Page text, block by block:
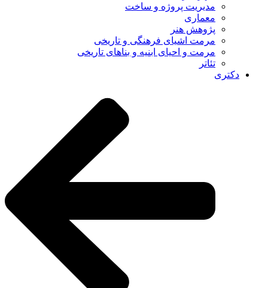
مدیریت پروژه و ساخت
معماری
پژوهش هنر
مرمت اشیای فرهنگی و تاریخی
مرمت و احیای ابنیه و بناهای تاریخی
تئاتر
دکتری